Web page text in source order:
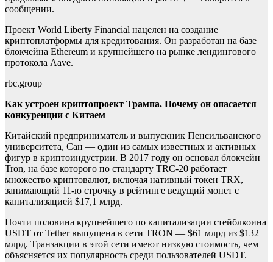
сообщении.
Проект World Liberty Financial нацелен на создание
криптоплатформы для кредитования. Он разработан на базе
блокчейна Ethereum и крупнейшего на рынке лендингового
протокола Aave.
rbc.group
Как устроен криптопроект Трампа. Почему он опасается
конкуренции с Китаем
Китайский предприниматель и выпускник Пенсильванского
университета, Сан — один из самых известных и активных
фигур в криптоиндустрии. В 2017 году он основал блокчейн
Tron, на базе которого по стандарту TRC-20 работает
множество криптовалют, включая нативный токен TRX,
занимающий 11-ю строчку в рейтинге ведущий монет с
капитализацией $17,1 млрд.
Почти половина крупнейшего по капитализации стейблкоина
USDT от Tether выпущена в сети TRON — $61 млрд из $132
млрд. Транзакции в этой сети имеют низкую стоимость, чем
объясняется их популярность среди пользователей USDT.